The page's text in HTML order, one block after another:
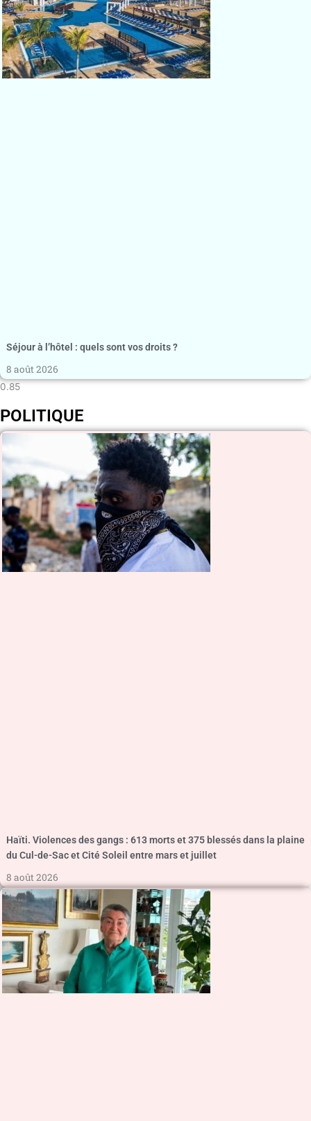
Séjour à l’hôtel : quels sont vos droits ?
8 août 2026
POLITIQUE
Haïti. Violences des gangs : 613 morts et 375 blessés dans la plaine
du Cul-de-Sac et Cité Soleil entre mars et juillet
8 août 2026